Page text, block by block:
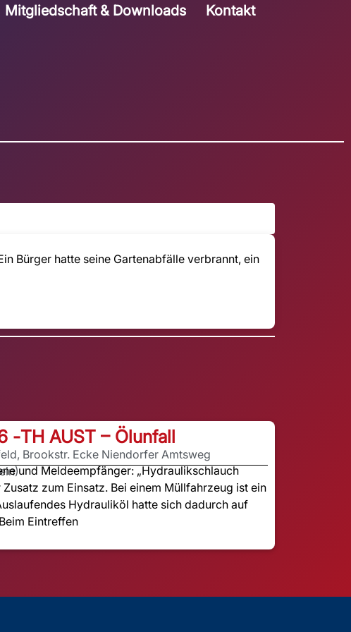
Mitgliedschaft & Downloads Kontakt
Bürger hatte seine Gartenabfälle verbrannt, ein
-TH AUST – Ölunfall
Brookstr. Ecke Niendorfer Amtsweg
und Meldeempfänger: „Hydraulikschlauch
zum Einsatz. Bei einem Müllfahrzeug ist ein
Hydrauliköl hatte sich dadurch auf
Eintreffen